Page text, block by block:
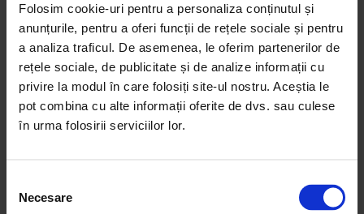
Folosim cookie-uri pentru a personaliza conținutul și
anunțurile, pentru a oferi funcții de rețele sociale și pentru
a analiza traficul. De asemenea, le oferim partenerilor de
rețele sociale, de publicitate și de analize informații cu
privire la modul în care folosiți site-ul nostru. Aceștia le
pot combina cu alte informații oferite de dvs. sau culese
în urma folosirii serviciilor lor.
Necesare
doresc mai mult spațiu. Această categorie include locuințe
spațioase, bine compartimentate, situate în zone
rezidențiale liniștite sau aproape de facilități urbane.
Anunțurile sunt clare și conțin informații detaliate despre
suprafață, dotări și condițiile de închiriere. Filtrele
platformei te ajută să găsești rapid opțiunile care se
potrivesc bugetului tău. Sfat: apartamentele cu 3 camere